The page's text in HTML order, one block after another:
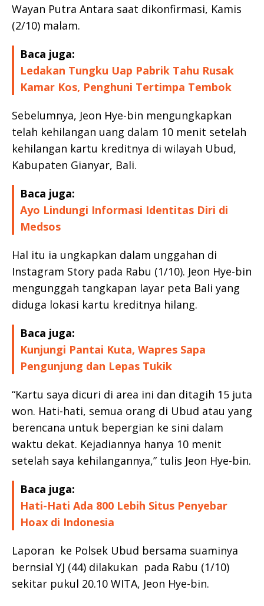
Wayan Putra Antara saat dikonfirmasi, Kamis
(2/10) malam.
Baca juga:
Ledakan Tungku Uap Pabrik Tahu Rusak
Kamar Kos, Penghuni Tertimpa Tembok
Sebelumnya, Jeon Hye-bin mengungkapkan
telah kehilangan uang dalam 10 menit setelah
kehilangan kartu kreditnya di wilayah Ubud,
Kabupaten Gianyar, Bali.
Baca juga:
Ayo Lindungi Informasi Identitas Diri di
Medsos
Hal itu ia ungkapkan dalam unggahan di
Instagram Story pada Rabu (1/10). Jeon Hye-bin
mengunggah tangkapan layar peta Bali yang
diduga lokasi kartu kreditnya hilang.
Baca juga:
Kunjungi Pantai Kuta, Wapres Sapa
Pengunjung dan Lepas Tukik
“Kartu saya dicuri di area ini dan ditagih 15 juta
won. Hati-hati, semua orang di Ubud atau yang
berencana untuk bepergian ke sini dalam
waktu dekat. Kejadiannya hanya 10 menit
setelah saya kehilangannya,” tulis Jeon Hye-bin.
Baca juga:
Hati-Hati Ada 800 Lebih Situs Penyebar
Hoax di Indonesia
Laporan ke Polsek Ubud bersama suaminya
bernsial YJ (44) dilakukan pada Rabu (1/10)
sekitar pukul 20.10 WITA, Jeon Hye-bin.